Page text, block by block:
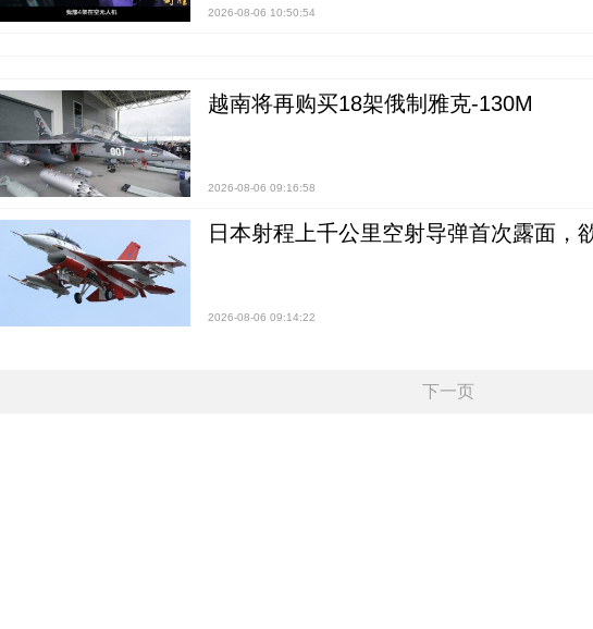
2026-08-06 10:50:54
越南将再购买18架俄制雅克-130M
2026-08-06 09:16:58
日本射程上千公里空射导弹首次露面，
2026-08-06 09:14:22
下一页